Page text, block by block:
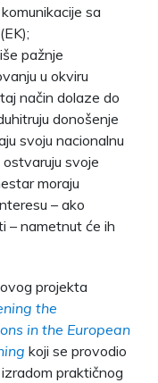
sa
pažnje
u okviru
način dolaze do
donošenje
svoju nacionalnu
svoje
moraju
– ako
– nametnut će ih
projekta
the
in the European
koji se provodio
praktičnog